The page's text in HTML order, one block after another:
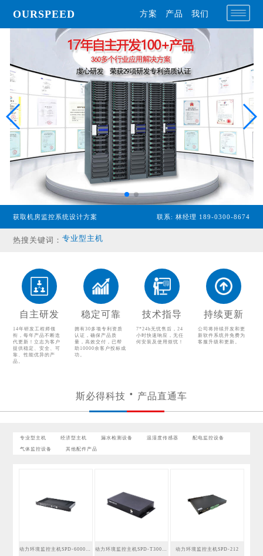
OURSPEED 方案 产品 我们
获取机房监控系统设计方案 联系: 林经理 189-0300-8674
热搜关键词：专业型主机
漏水检测设备
温湿度传感器
配电监控设备
气体监控设备
其他配件产品
自主研发
14年研发工程师领
衔，每年产品不断迭
代更新！立志为客户
提供稳定、安全、可
靠、性能优异的产
品。
稳定可靠
拥有30多项专利资质
认证，确保产品质
量，高效交付，已帮
助10000余客户投标成
功。
技术指导
7*24h无忧售后，24
小时快速响应，无任
何安装及使用烦忧！
持续更新
公司将持续开发和更
新软件系统并免费为
客服升级和更新。
斯必得科技 产品直通车
专业型主机 经济型主机 漏水检测设备 温湿度传感器 配电监控设备
气体监控设备 其他配件产品
动力环境监控主机SPD-212